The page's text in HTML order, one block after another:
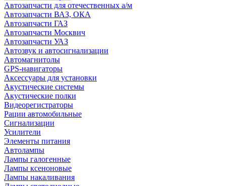
Автозапчасти для отечественных а/м
Автозапчасти ВАЗ, ОКА
Автозапчасти ГАЗ
Автозапчасти Москвич
Автозапчасти УАЗ
Автозвук и автосигнализации
Автомагнитолы
GPS-навигаторы
Аксессуары для установки
Акустические системы
Акустические полки
Видеорегистраторы
Рации автомобильные
Сигнализации
Усилители
Элементы питания
Автолампы
Лампы галогенные
Лампы ксеноновые
Лампы накаливания